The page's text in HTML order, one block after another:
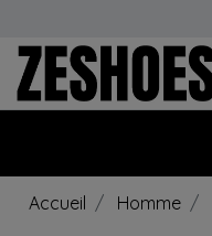
Accueil Homme